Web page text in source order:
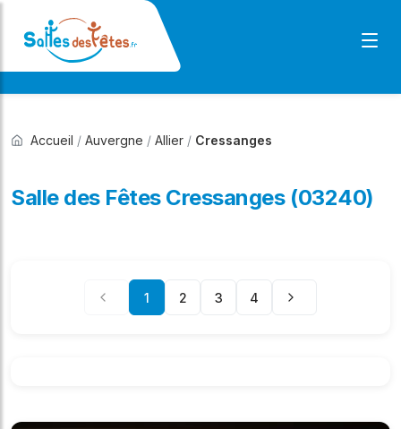
Accueil / Auvergne / Allier / Cressanges
Salle des Fêtes Cressanges (03240)
1 2 3 4